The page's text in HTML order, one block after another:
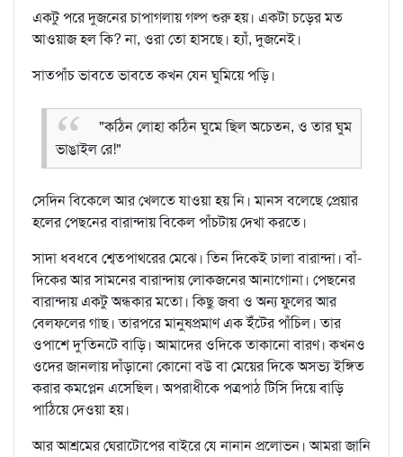
একটু পরে দুজনের চাপাগলায় গল্প শুরু হয়। একটা চড়ের মত
আওয়াজ হল কি? না, ওরা তো হাসছে। হ্যাঁ, দুজনেই।
সাতপাঁচ ভাবতে ভাবতে কখন যেন ঘুমিয়ে পড়ি।
"কঠিন লোহা কঠিন ঘুমে ছিল অচেতন, ও তার ঘুম
ভাঙাইল রে!"
সেদিন বিকেলে আর খেলতে যাওয়া হয় নি। মানস বলেছে প্রেয়ার
হলের পেছনের বারান্দায় বিকেল পাঁচটায় দেখা করতে।
সাদা ধবধবে শ্বেতপাথরের মেঝে। তিন দিকেই ঢালা বারান্দা। বাঁ-
দিকের আর সামনের বারান্দায় লোকজনের আনাগোনা। পেছনের
বারান্দায় একটু অন্ধকার মতো। কিছু জবা ও অন্য ফুলের আর
বেলফলের গাছ। তারপরে মানুষপ্রমাণ এক ইঁটের পাঁচিল। তার
ওপাশে দু'তিনটে বাড়ি। আমাদের ওদিকে তাকানো বারণ। কখনও
ওদের জানলায় দাঁড়ানো কোনো বউ বা মেয়ের দিকে অসভ্য ইঙ্গিত
করার কমপ্লেন এসেছিল। অপরাধীকে পত্রপাঠ টিসি দিয়ে বাড়ি
পাঠিয়ে দেওয়া হয়।
আর আশ্রমের ঘেরাটোপের বাইরে যে নানান প্রলোভন। আমরা জানি